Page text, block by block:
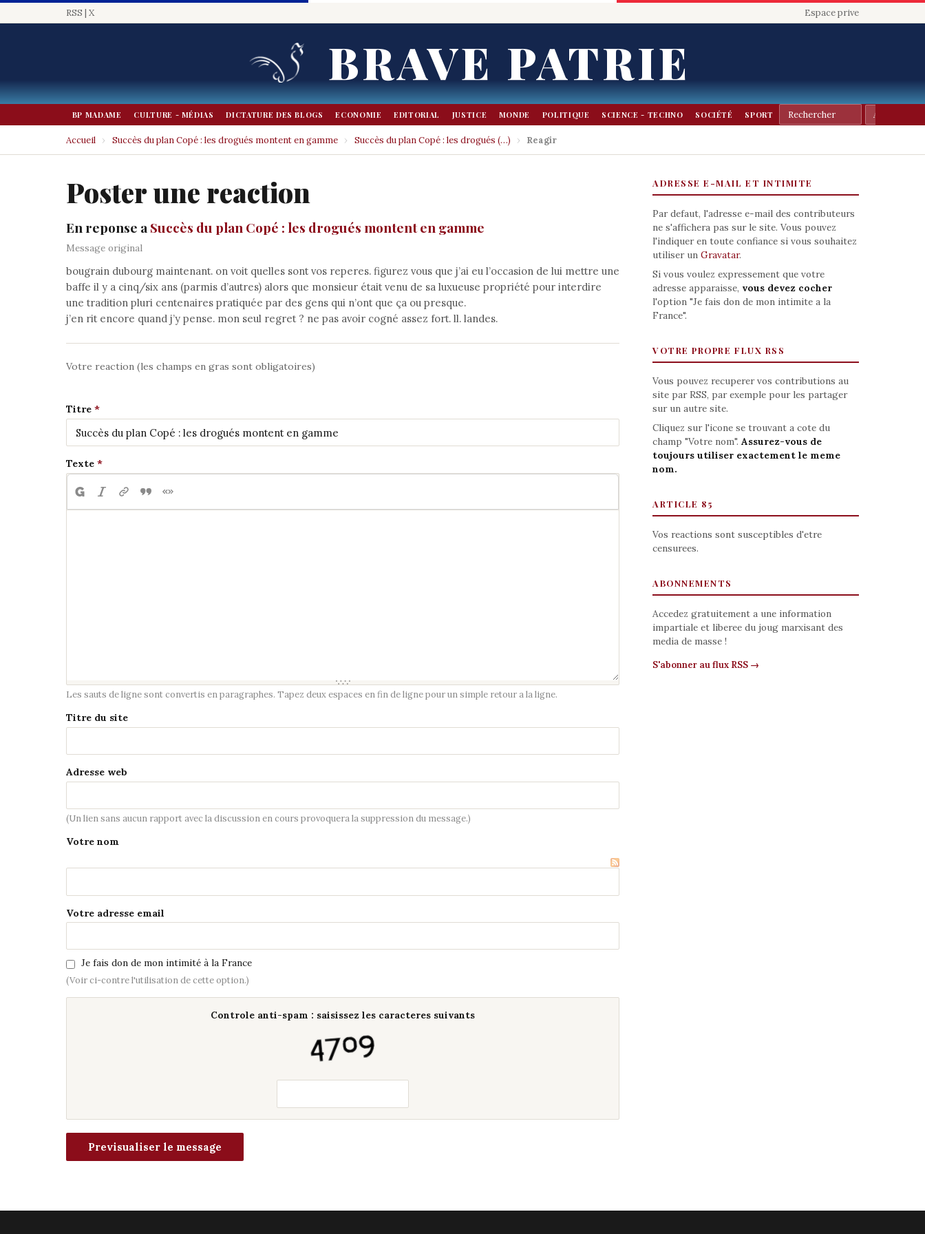
RSS | X Espace prive
BRAVE PATRIE
BP MADAME CULTURE - MÉDIAS DICTATURE DES BLOGS ECONOMIE EDITORIAL JUSTICE MONDE POLITIQUE SCIENCE - TECHNO SOCIÉTÉ SPORT
Accueil › Succès du plan Copé : les drogués montent en gamme › Succès du plan Copé : les drogués (…) › Reagir
Poster une reaction
En reponse aSuccès du plan Copé : les drogués montent en gamme
Message original
bougrain dubourg maintenant. on voit quelles sont vos reperes. figurez vous que j’ai eu l’occasion de lui mettre une
baffe il y a cinq/six ans (parmis d’autres) alors que monsieur était venu de sa luxueuse propriété pour interdire
une tradition pluri centenaires pratiquée par des gens qui n’ont que ça ou presque.
j’en rit encore quand j’y pense. mon seul regret ? ne pas avoir cogné assez fort. ll. landes.
Votre reaction (les champs en gras sont obligatoires)
Titre
Texte
Les sauts de ligne sont convertis en paragraphes. Tapez deux espaces en fin de ligne pour un simple retour a la ligne.
Titre du site
Adresse web
(Un lien sans aucun rapport avec la discussion en cours provoquera la suppression du message.)
Votre nom
Votre adresse email
Je fais don de mon intimité à la France
(Voir ci-contre l'utilisation de cette option.)
Controle anti-spam : saisissez les caracteres suivants
ADRESSE E-MAIL ET INTIMITE
Par defaut, l'adresse e-mail des contributeurs
ne s'affichera pas sur le site. Vous pouvez
l'indiquer en toute confiance si vous souhaitez
utiliser un Gravatar.
Si vous voulez expressement que votre
adresse apparaisse, vous devez cocher
l'option "Je fais don de mon intimite a la
France".
VOTRE PROPRE FLUX RSS
Vous pouvez recuperer vos contributions au
site par RSS, par exemple pour les partager
sur un autre site.
Cliquez sur l'icone se trouvant a cote du
champ "Votre nom". Assurez-vous de
toujours utiliser exactement le meme
nom.
ARTICLE 85
Vos reactions sont susceptibles d'etre
censurees.
ABONNEMENTS
Accedez gratuitement a une information
impartiale et liberee du joug marxisant des
media de masse !
S'abonner au flux RSS →